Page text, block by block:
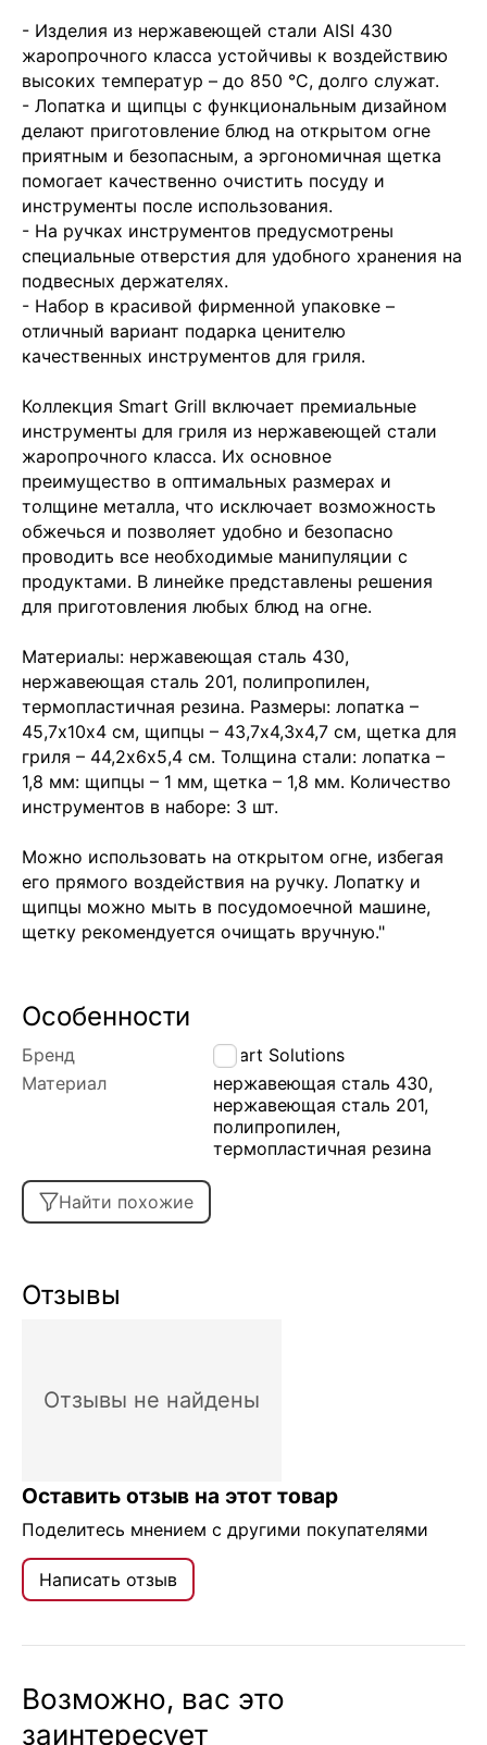
- Изделия из нержавеющей стали AISI 430
жаропрочного класса устойчивы к воздействию
высоких температур – до 850 °C, долго служат.
- Лопатка и щипцы с функциональным дизайном
делают приготовление блюд на открытом огне
приятным и безопасным, а эргономичная щетка
помогает качественно очистить посуду и
инструменты после использования.
- На ручках инструментов предусмотрены
специальные отверстия для удобного хранения на
подвесных держателях.
- Набор в красивой фирменной упаковке –
отличный вариант подарка ценителю
качественных инструментов для гриля.
Коллекция Smart Grill включает премиальные
инструменты для гриля из нержавеющей стали
жаропрочного класса. Их основное
преимущество в оптимальных размерах и
толщине металла, что исключает возможность
обжечься и позволяет удобно и безопасно
проводить все необходимые манипуляции с
продуктами. В линейке представлены решения
для приготовления любых блюд на огне.
Материалы: нержавеющая сталь 430,
нержавеющая сталь 201, полипропилен,
термопластичная резина. Размеры: лопатка –
45,7х10х4 см, щипцы – 43,7х4,3х4,7 см, щетка для
гриля – 44,2х6х5,4 см. Толщина стали: лопатка –
1,8 мм: щипцы – 1 мм, щетка – 1,8 мм. Количество
инструментов в наборе: 3 шт.
Можно использовать на открытом огне, избегая
его прямого воздействия на ручку. Лопатку и
щипцы можно мыть в посудомоечной машине,
щетку рекомендуется очищать вручную."
Особенности
Бренд
Smart Solutions
Материал
нержавеющая сталь 430,
нержавеющая сталь 201,
полипропилен,
термопластичная резина
Найти похожие
Отзывы
Отзывы не найдены
Оставить отзыв на этот товар
Поделитесь мнением с другими покупателями
Написать отзыв
Возможно, вас это
заинтересует